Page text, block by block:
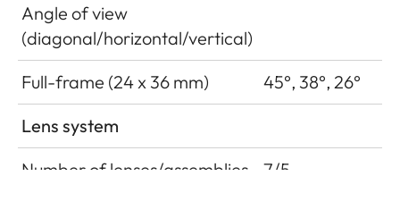
Angle of view
(diagonal/horizontal/vertical)
Full-frame (24 x 36 mm)
45°, 38°, 26°
Lens system
Number of lenses/assemblies
7/5